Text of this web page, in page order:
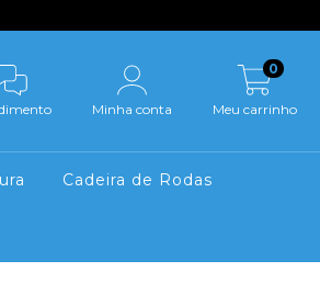
Minha conta Meu carrinho
0
Cadeira de Rodas